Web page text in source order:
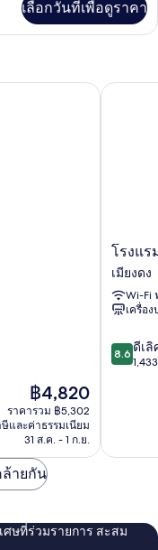
เลือกวันที่เพื่อดูราคา
ราคา
ปัจจุบัน
คือ
฿4,820
฿4,820
ราคารวม ฿5,302
และค่าธรรมเนียม
31 ส.ค. - 1 ก.ย.
โรงแรม
ซา
วอย
เมียง
ดง
โรงแร
เมียงดง
Wi-Fi
เครื่อ
8.6
จาก
8.6 ดีเลิ
โรงแรม
ล้ายกัน
ษที่ร่วมรายการ สะสม